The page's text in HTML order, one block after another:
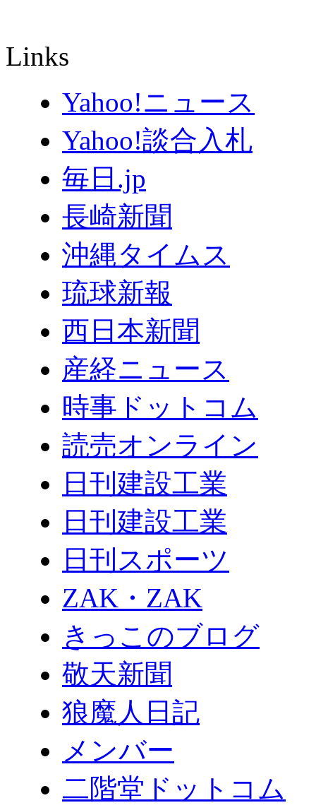
Links
Yahoo!ニュース
Yahoo!談合入札
毎日.jp
長崎新聞
沖縄タイムス
琉球新報
西日本新聞
産経ニュース
時事ドットコム
読売オンライン
日刊建設工業
日刊建設工業
日刊スポーツ
ZAK・ZAK
きっこのブログ
敬天新聞
狼魔人日記
メンバー
二階堂ドットコム